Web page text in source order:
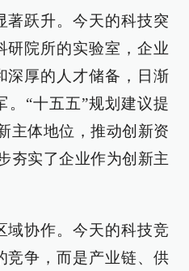
著跃升。今天的科技突
研院所的实验室，企业
深厚的人才储备，日渐
。“十五五”规划建议提
主体地位，推动创新资
夯实了企业作为创新主
域协作。今天的科技竞
竞争，而是产业链、供